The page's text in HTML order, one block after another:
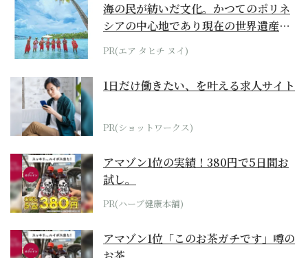
海の民が紡いだ文化。かつてのポリネ
シアの中心地であり現在の世界遺産か
らみえてくる...
PR(エア タヒチ ヌイ)
1日だけ働きたい、を叶える求人サイト
PR(ショットワークス)
アマゾン1位の実績！380円で5日間お
試し。
PR(ハーブ健康本舗)
アマゾン1位「このお茶ガチです」噂の